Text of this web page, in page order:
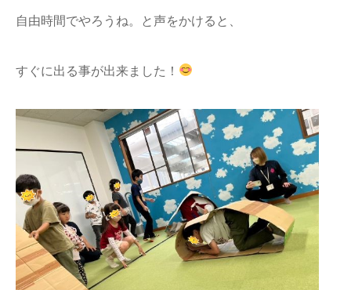
自由時間でやろうね。と声をかけると、
すぐに出る事が出来ました！